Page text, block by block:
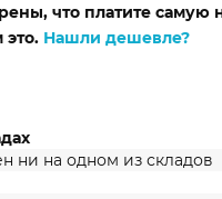
что платите самую
Нашли дешевле?
ни на одном из складов